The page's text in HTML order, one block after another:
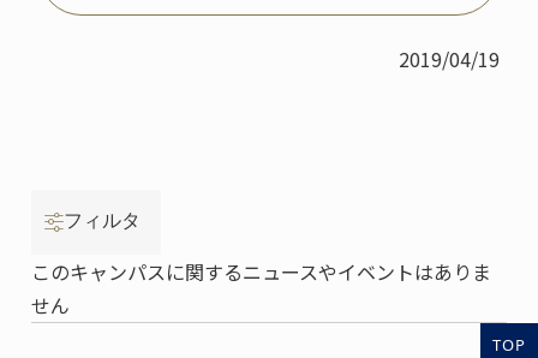
2019/04/19
フィルタ
このキャンパスに関するニュースやイベントはありま
せん
TOP